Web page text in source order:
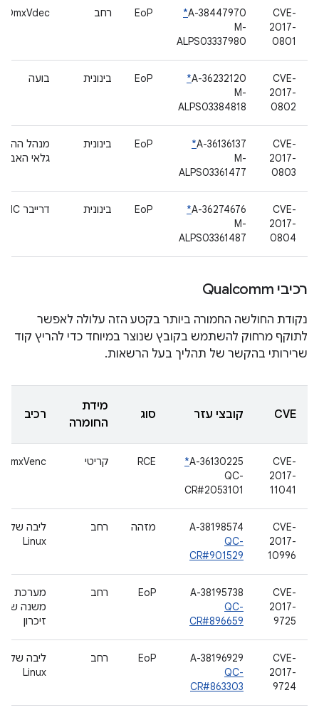
CVE-
2017-
0801
A-38447970
*
M-
ALPS03337980
EoP רחב
CVE-
2017-
0802
A-36232120
*
M-
ALPS03384818
EoP בינונית בועה
CVE-
2017-
0803
A-36136137
*
M-
ALPS03361477
EoP בינונית
מנהל
גלאי
CVE-
2017-
0804
A-36274676
*
M-
ALPS03361487
EoP בינונית דרייבר MMC
רכיבי Qualcomm
נקודת החולשה החמורה ביותר בקטע הזה עלולה לאפשר
לתוקף מרחוק להשתמש בקובץ שנוצר במיוחד כדי להריץ קוד
שרירותי בהקשר של תהליך בעל הרשאות.
CVE קובצי עזר סוג
מידת
החומרה
רכיב
CVE-
2017-
11041
A-36130225
*
QC-
CR#2053101
RCE קריטי
CVE-
2017-
10996
A-38198574
QC-
CR#901529
מזהה רחב
ליבה של
Linux
CVE-
2017-
9725
A-38195738
QC-
CR#896659
EoP רחב
מערכת
משנה של
זיכרון
CVE-
2017-
9724
A-38196929
QC-
CR#863303
EoP רחב
ליבה של
Linux